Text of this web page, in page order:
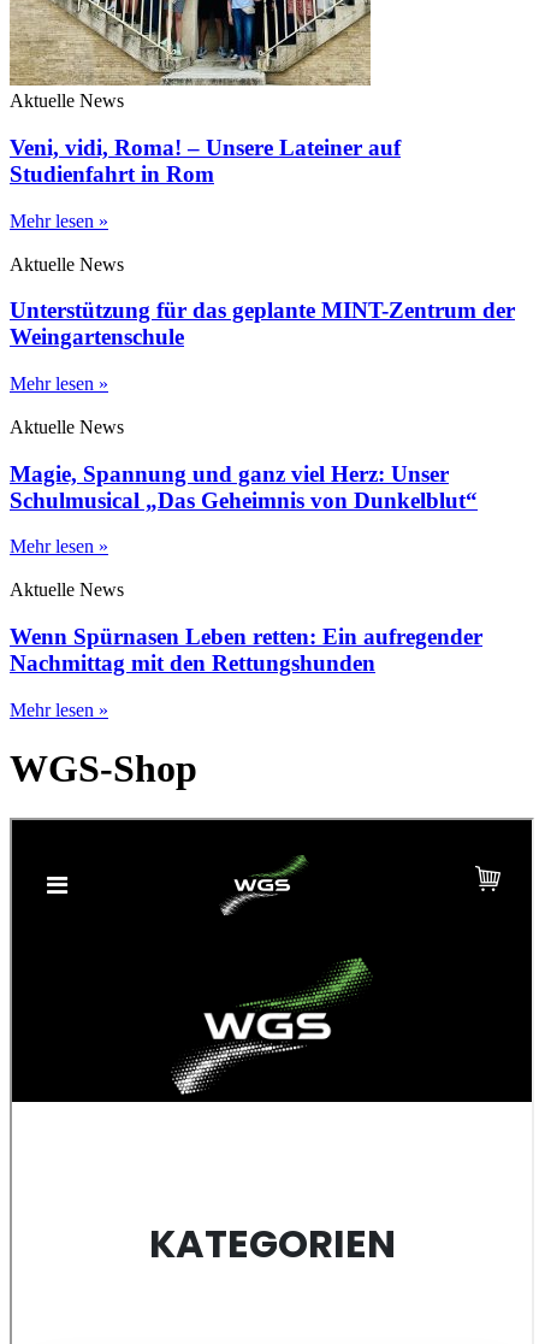
Aktuelle News
Veni, vidi, Roma! – Unsere Lateiner auf
Studienfahrt in Rom
Mehr lesen »
Aktuelle News
Unterstützung für das geplante MINT-Zentrum der
Weingartenschule
Mehr lesen »
Aktuelle News
Magie, Spannung und ganz viel Herz: Unser
Schulmusical „Das Geheimnis von Dunkelblut“
Mehr lesen »
Aktuelle News
Wenn Spürnasen Leben retten: Ein aufregender
Nachmittag mit den Rettungshunden
Mehr lesen »
WGS-Shop